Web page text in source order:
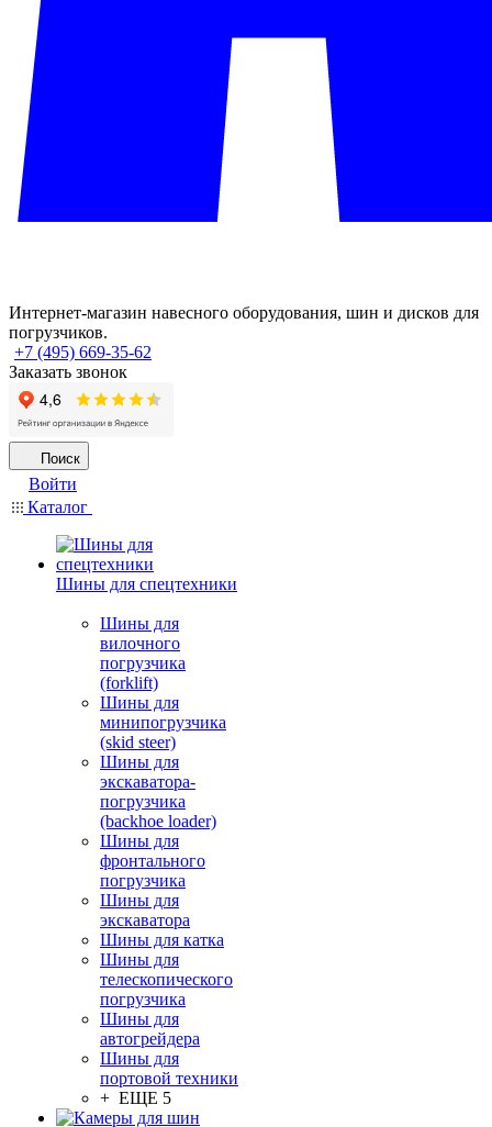
Интернет-магазин навесного оборудования, шин и дисков для
погрузчиков.
+7 (495) 669-35-62
Заказать звонок
Поиск
Войти
Каталог
Шины для спецтехники
Шины для
вилочного
погрузчика
(forklift)
Шины для
минипогрузчика
(skid steer)
Шины для
экскаватора-
погрузчика
(backhoe loader)
Шины для
фронтального
погрузчика
Шины для
экскаватора
Шины для катка
Шины для
телескопического
погрузчика
Шины для
автогрейдера
Шины для
портовой техники
+ ЕЩЕ 5